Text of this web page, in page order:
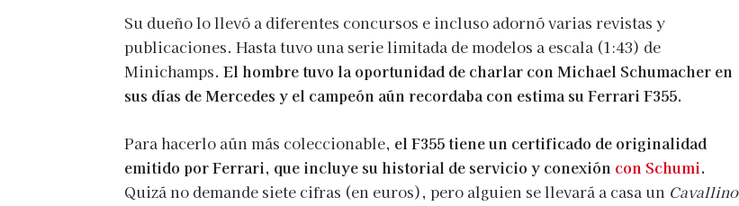
Su dueño lo llevó a diferentes concursos e incluso adornó varias revistas y
publicaciones. Hasta tuvo una serie limitada de modelos a escala (1:43) de
Minichamps. El hombre tuvo la oportunidad de charlar con Michael Schumacher en
sus días de Mercedes y el campeón aún recordaba con estima su Ferrari F355.
Para hacerlo aún más coleccionable, el F355 tiene un certificado de originalidad
emitido por Ferrari, que incluye su historial de servicio y conexión con Schumi.
Quizá no demande siete cifras (en euros), pero alguien se llevará a casa un Cavallino